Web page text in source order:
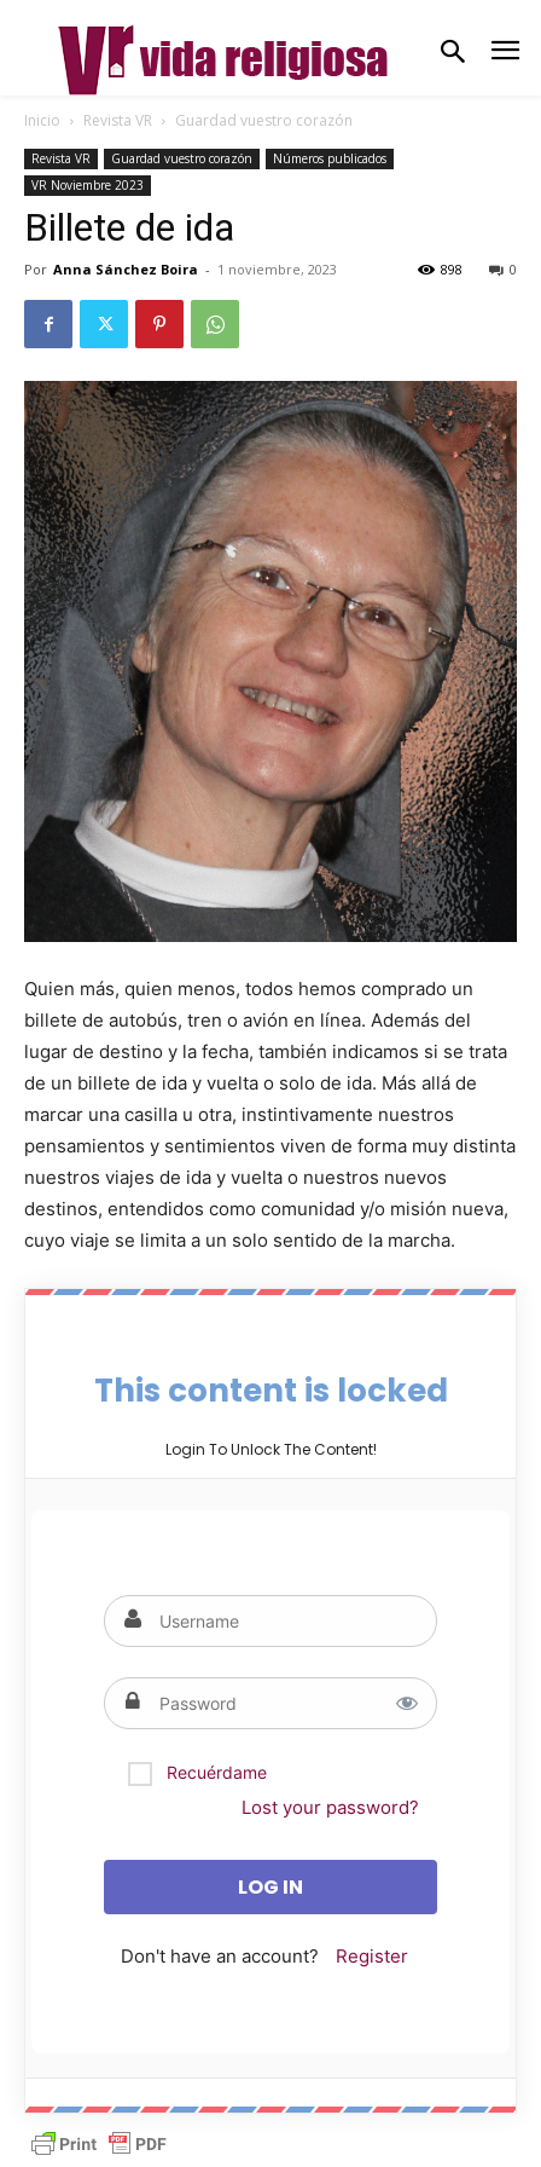
Inicio Revista VR Guardad vuestro corazón
Revista VR Guardad vuestro corazón
Números publicados
VR Noviembre 2023
Billete de ida
Por Anna Sánchez Boira - 1 noviembre, 2023 0
898
Quien más, quien menos, todos hemos comprado un
billete de autobús, tren o avión en línea. Además del
lugar de destino y la fecha, también indicamos si se trata
de un billete de ida y vuelta o solo de ida. Más allá de
marcar una casilla u otra, instintivamente nuestros
pensamientos y sentimientos viven de forma muy distinta
nuestros viajes de ida y vuelta o nuestros nuevos
destinos, entendidos como comunidad y/o misión nueva,
cuyo viaje se limita a un solo sentido de la marcha.
This content is locked
Login To Unlock The Content!
Recuérdame
Lost your password?
Don't have an account? Register